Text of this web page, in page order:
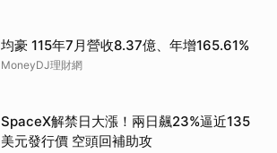
均豪 115年7月營收8.37億、年增165.61%
MoneyDJ理財網
SpaceX解禁日大漲！兩日飆23%逼近135
美元發行價 空頭回補助攻